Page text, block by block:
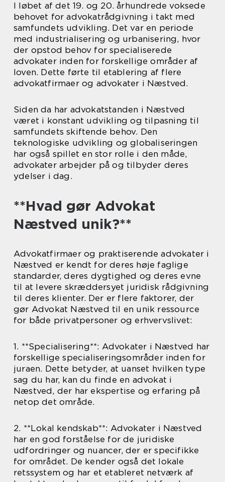
I løbet af det 19. og 20. århundrede voksede
behovet for advokatrådgivning i takt med
samfundets udvikling. Det var en periode
med industrialisering og urbanisering, hvor
der opstod behov for specialiserede
advokater inden for forskellige områder af
loven. Dette førte til etablering af flere
advokatfirmaer og advokater i Næstved.
Siden da har advokatstanden i Næstved
været i konstant udvikling og tilpasning til
samfundets skiftende behov. Den
teknologiske udvikling og globaliseringen
har også spillet en stor rolle i den måde,
advokater arbejder på og tilbyder deres
ydelser i dag.
**Hvad gør Advokat
Næstved unik?**
Advokatfirmaer og praktiserende advokater i
Næstved er kendt for deres høje faglige
standarder, deres dygtighed og deres evne
til at levere skræddersyet juridisk rådgivning
til deres klienter. Der er flere faktorer, der
gør Advokat Næstved til en unik ressource
for både privatpersoner og erhvervslivet:
1. **Specialisering**: Advokater i Næstved har
forskellige specialiseringsområder inden for
juraen. Dette betyder, at uanset hvilken type
sag du har, kan du finde en advokat i
Næstved, der har ekspertise og erfaring på
netop det område.
2. **Lokal kendskab**: Advokater i Næstved
har en god forståelse for de juridiske
udfordringer og nuancer, der er specifikke
for området. De kender også det lokale
retssystem og har et etableret netværk af